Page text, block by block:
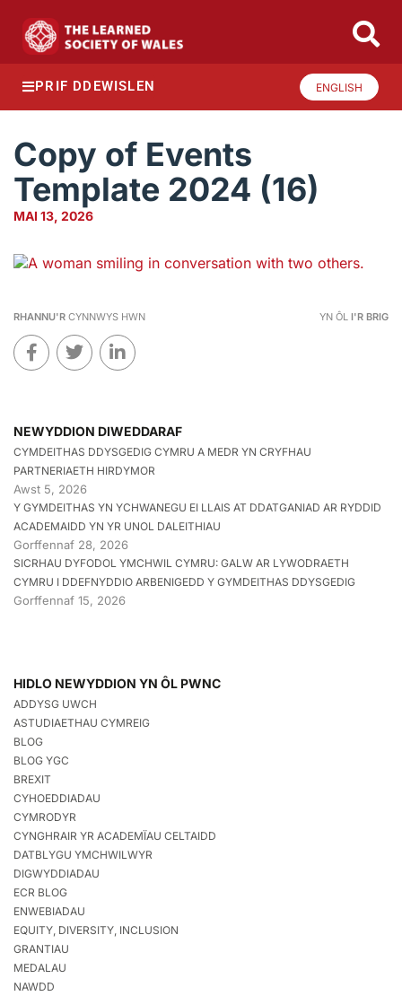
PRIF DDEWISLEN ENGLISH
Copy of Events
Template 2024 (16)
MAI 13, 2026
RHANNU'R CYNNWYS HWN YN ÔL I'R BRIG
NEWYDDION DIWEDDARAF
CYMDEITHAS DDYSGEDIG CYMRU A MEDR YN CRYFHAU
PARTNERIAETH HIRDYMOR
Awst 5, 2026
Y GYMDEITHAS YN YCHWANEGU EI LLAIS AT DDATGANIAD AR RYDDID
ACADEMAIDD YN YR UNOL DALEITHIAU
Gorffennaf 28, 2026
SICRHAU DYFODOL YMCHWIL CYMRU: GALW AR LYWODRAETH
CYMRU I DDEFNYDDIO ARBENIGEDD Y GYMDEITHAS DDYSGEDIG
Gorffennaf 15, 2026
HIDLO NEWYDDION YN ÔL PWNC
ADDYSG UWCH
ASTUDIAETHAU CYMREIG
BLOG
BLOG YGC
BREXIT
CYHOEDDIADAU
CYMRODYR
CYNGHRAIR YR ACADEMÏAU CELTAIDD
DATBLYGU YMCHWILWYR
DIGWYDDIADAU
ECR BLOG
ENWEBIADAU
EQUITY, DIVERSITY, INCLUSION
GRANTIAU
MEDALAU
NAWDD